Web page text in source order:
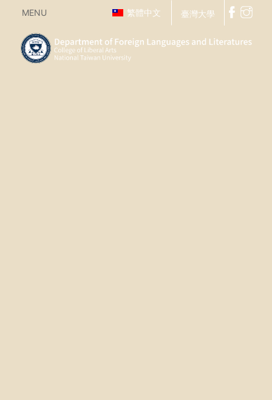
MENU 繁體中文 臺灣大學